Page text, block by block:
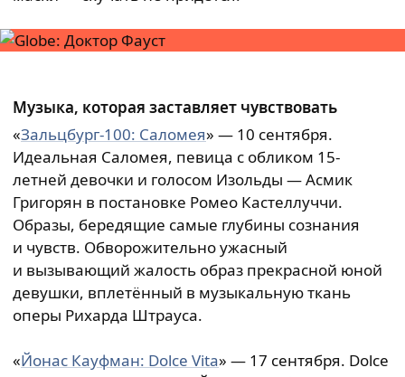
Музыка, которая заставляет чувствовать
«Зальцбург-100: Саломея» — 10 сентября.
Идеальная Саломея, певица с обликом 15-
летней девочки и голосом Изольды — Асмик
Григорян в постановке Ромео Кастеллуччи.
Образы, бередящие самые глубины сознания
и чувств. Обворожительно ужасный
и вызывающий жалость образ прекрасной юной
девушки, вплетённый в музыкальную ткань
оперы Рихарда Штрауса.
«Йонас Кауфман: Dolce Vita» — 17 сентября. Dolce